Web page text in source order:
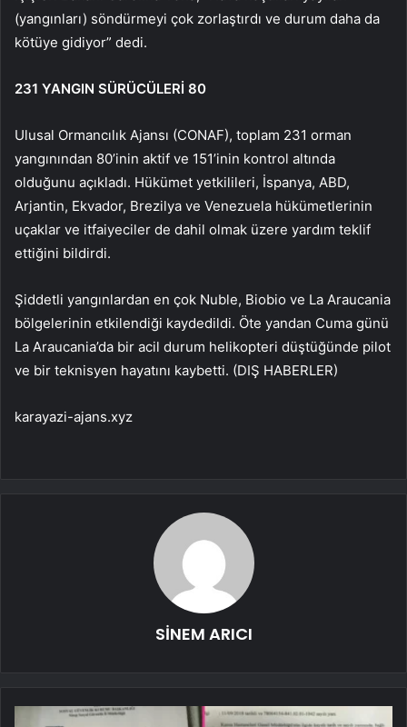
(yangınları) söndürmeyi çok zorlaştırdı ve durum daha da
kötüye gidiyor” dedi.
231 YANGIN SÜRÜCÜLERİ 80
Ulusal Ormancılık Ajansı (CONAF), toplam 231 orman
yangınından 80’inin aktif ve 151’inin kontrol altında
olduğunu açıkladı. Hükümet yetkilileri, İspanya, ABD,
Arjantin, Ekvador, Brezilya ve Venezuela hükümetlerinin
uçaklar ve itfaiyeciler de dahil olmak üzere yardım teklif
ettiğini bildirdi.
Şiddetli yangınlardan en çok Nuble, Biobio ve La Araucania
bölgelerinin etkilendiği kaydedildi. Öte yandan Cuma günü
La Araucania’da bir acil durum helikopteri düştüğünde pilot
ve bir teknisyen hayatını kaybetti. (DIŞ HABERLER)
karayazi-ajans.xyz
SİNEM ARICI